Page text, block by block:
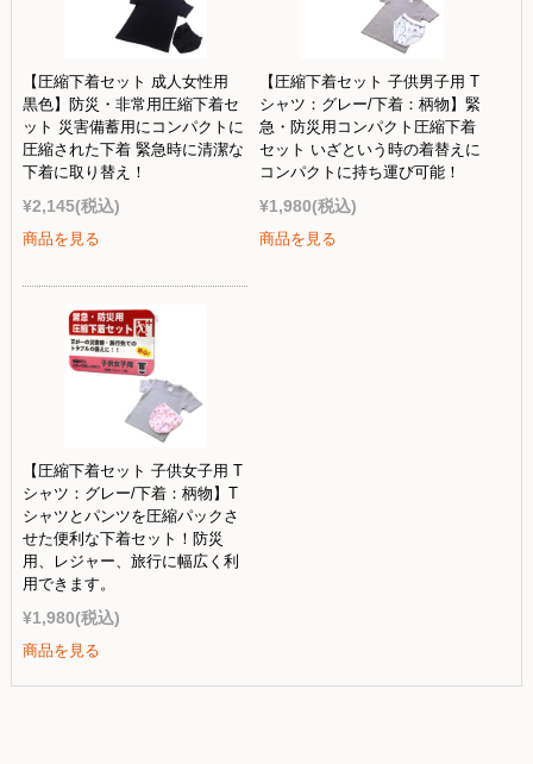
【圧縮下着セット 成人女性用
黒色】防災・非常用圧縮下着セ
ット 災害備蓄用にコンパクトに
圧縮された下着 緊急時に清潔な
下着に取り替え！
¥2,145(税込)
商品を見る
【圧縮下着セット 子供男子用 T
シャツ：グレー/下着：柄物】緊
急・防災用コンパクト圧縮下着
セット いざという時の着替えに
コンパクトに持ち運び可能！
¥1,980(税込)
商品を見る
【圧縮下着セット 子供女子用 T
シャツ：グレー/下着：柄物】T
シャツとパンツを圧縮パックさ
せた便利な下着セット！防災
用、レジャー、旅行に幅広く利
用できます。
¥1,980(税込)
商品を見る